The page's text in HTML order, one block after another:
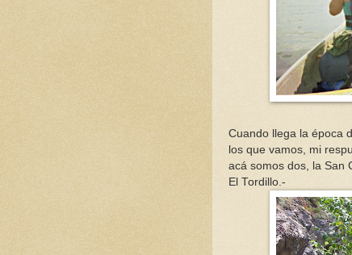
Cuando llega la época
los que vamos, mi
acá somos dos, la San
El Tordillo.-